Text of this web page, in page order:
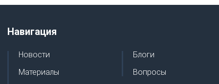
Навигация
Новости
Материалы
Блоги
Вопросы